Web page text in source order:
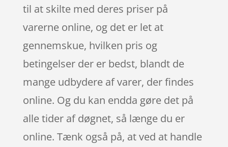
til at skilte med deres priser på
varerne online, og det er let at
gennemskue, hvilken pris og
betingelser der er bedst, blandt de
mange udbydere af varer, der findes
online. Og du kan endda gøre det på
alle tider af døgnet, så længe du er
online. Tænk også på, at ved at handle